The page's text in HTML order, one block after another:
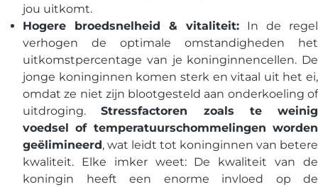
jou uitkomt.
Hogere broedsnelheid & vitaliteit: In de regel
verhogen de optimale omstandigheden het
uitkomstpercentage van je koninginnencellen. De
jonge koninginnen komen sterk en vitaal uit het ei,
omdat ze niet zijn blootgesteld aan onderkoeling of
uitdroging.Stressfactoren zoals te weinig
voedsel of temperatuurschommelingen worden
geëlimineerd, wat leidt tot koninginnen van betere
kwaliteit. Elke imker weet: De kwaliteit van de
koningin heeft een enorme invloed op de